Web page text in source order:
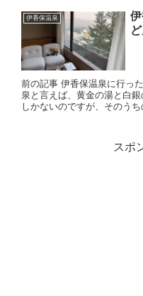
伊香保温泉
前の記事 伊香保温泉に行っ
泉と言えば、黄金の湯と白
しかないのですが、そのうち
スポ